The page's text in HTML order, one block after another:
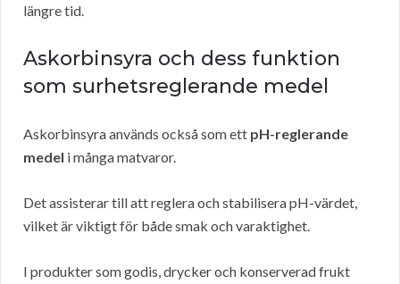
längre tid.
Askorbinsyra och dess funktion
som surhetsreglerande medel
Askorbinsyra används också som ett pH-reglerande
medel i många matvaror.
Det assisterar till att reglera och stabilisera pH-värdet,
vilket är viktigt för både smak och varaktighet.
I produkter som godis, drycker och konserverad frukt